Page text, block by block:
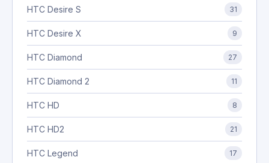
HTC Desire S 31
HTC Desire X 9
HTC Diamond 27
HTC Diamond 2 11
HTC HD 8
HTC HD2 21
HTC Legend 17